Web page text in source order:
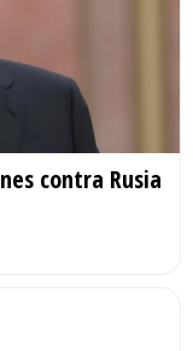
contra Rusia